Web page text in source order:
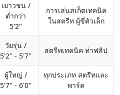
เยาวชน /
ต่ำกว่า
5'2"
การเล่นสเก็ตเทคนิค
ในสตรีท ผู้ขี่ตัวเล็ก
วัยรุ่น /
5'2" - 5'7"
สตรีทเทคนิค ท่าฟลิป
ผู้ใหญ่ /
5'7" - 6'0"
ทุกประเภท สตรีทและ
พาร์ค